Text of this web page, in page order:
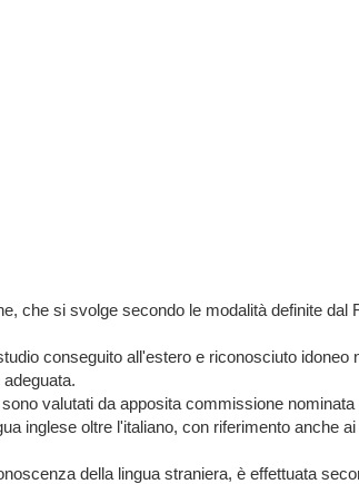
che si svolge secondo le modalità definite dal
conseguito all'estero e riconosciuto idoneo
valutati da apposita commissione
inglese oltre l'italiano, con riferimento anche
della lingua straniera, è effettuata